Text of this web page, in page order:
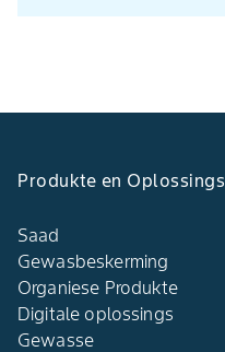
Produkte en Oplossings
Saad
Gewasbeskerming
Organiese Produkte
Digitale oplossings
Gewasse